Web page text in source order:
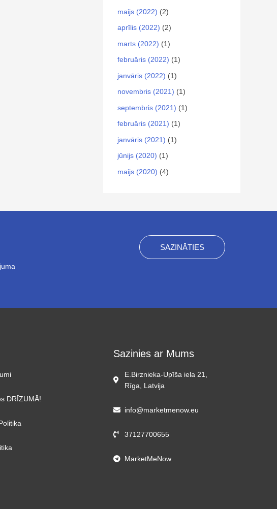
maijs (2022) (2)
aprīlis (2022) (2)
marts (2022) (1)
februāris (2022) (1)
janvāris (2022) (1)
novembris (2021) (1)
septembris (2021) (1)
februāris (2021) (1)
janvāris (2021) (1)
jūnijs (2020) (1)
maijs (2020) (4)
SAZINĀTIES
DRĪZUMĀ!
Sazinies ar Mums
E.Birznieka-Upīša iela 21,
Rīga, Latvija
info@marketmenow.eu
37127700655
MarketMeNow